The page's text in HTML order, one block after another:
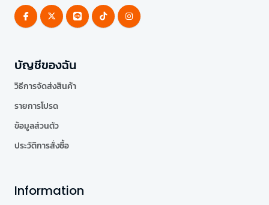
บัญชีของฉัน
วิธีการจัดส่งสินค้า
รายการโปรด
ข้อมูลส่วนตัว
ประวัติการสั่งซื้อ
Information